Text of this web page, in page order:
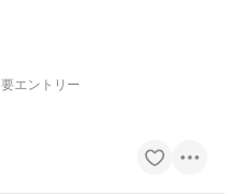
要エントリー